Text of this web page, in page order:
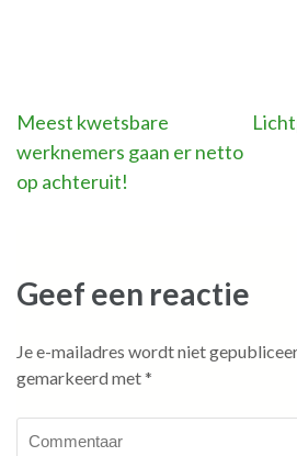
Bericht
navigatie
Meest kwetsbare
werknemers gaan er netto
op achteruit!
Geef een reactie
Je e-mailadres wordt niet
gemarkeerd met*